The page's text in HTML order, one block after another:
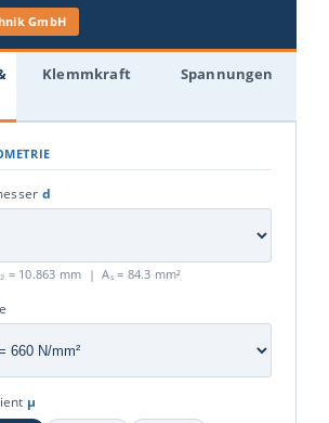
GmbH
Klemmkraft Spannungen
d
10.863 mm | Aₛ = 84.3 mm²
μ